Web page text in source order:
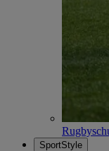
SportStyle